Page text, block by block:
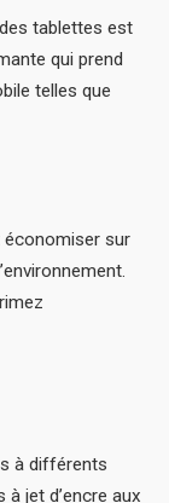
tablettes est
qui prend
telles que
économiser sur
à différents
jet d’encre aux